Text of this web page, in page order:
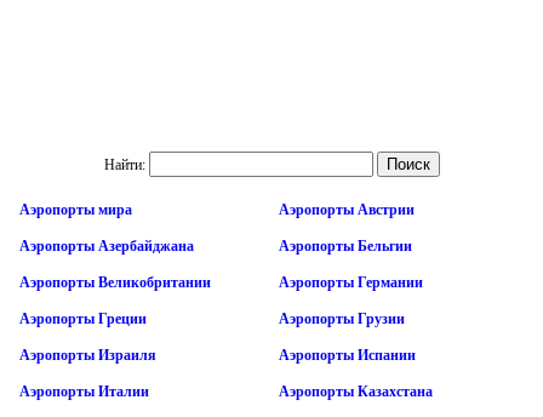
Найти:
Аэропорты мира Аэропорты Австрии
Аэропорты Азербайджана Аэропорты Бельгии
Аэропорты Великобритании Аэропорты Германии
Аэропорты Греции Аэропорты Грузии
Аэропорты Израиля Аэропорты Испании
Аэропорты Италии Аэропорты Казахстана